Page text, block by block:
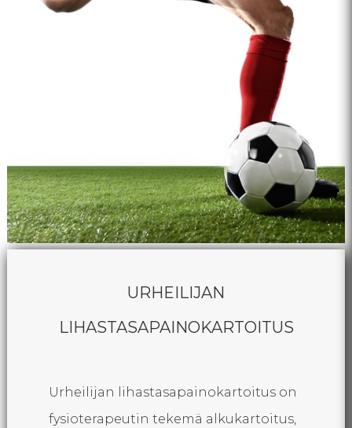
URHEILIJAN
LIHASTASAPAINOKARTOITUS
Urheilijan lihastasapainokartoitus on
fysioterapeutin tekemä alkukartoitus,